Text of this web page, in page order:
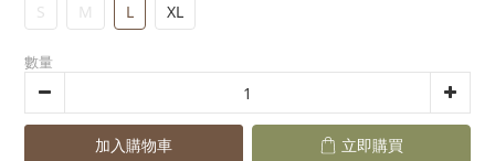
S M L XL
數量
加入購物車 立即購買